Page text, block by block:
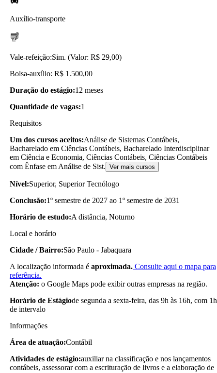
Auxílio-transporte
Vale-refeição:Sim. (Valor: R$ 29,00)
Bolsa-auxílio: R$ 1.500,00
Duração do estágio:12 meses
Quantidade de vagas:1
Requisitos
Um dos cursos aceitos:Análise de Sistemas Contábeis,
Bacharelado em Ciências Contábeis, Bacharelado Interdisciplinar
em Ciência e Economia, Ciências Contábeis, Ciências Contábeis
com Ênfase em Análise de Sist. Ver mais cursos
Nível:Superior, Superior Tecnólogo
Conclusão:1º semestre de 2027 ao 1º semestre de 2031
Horário de estudo:A distância, Noturno
Local e horário
Cidade / Bairro:São Paulo - Jabaquara
A localização informada é aproximada. Consulte aqui o mapa para
referência.
Atenção: o Google Maps pode exibir outras empresas na região.
Horário de Estágiode segunda a sexta-feira, das 9h às 16h, com 1h
de intervalo
Informações
Área de atuação:Contábil
Atividades de estágio:auxiliar na classificação e nos lançamentos
contábeis, assessorar com a escrituração de livros e a elaboração de